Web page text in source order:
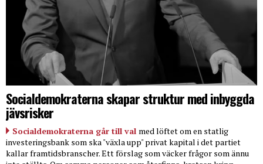
Socialdemokraterna skapar struktur med inbyggda
jävsrisker
Socialdemokraterna går till val med löftet om en statlig
investeringsbank som ska "växla upp" privat kapital i det partiet
kallar framtidsbranscher. Ett förslag som väcker frågor som ännu